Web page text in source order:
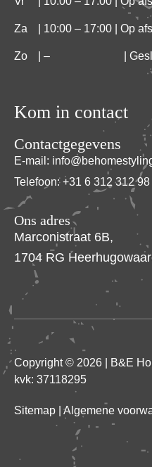
Za | 10:00 – 17:00 | Op
Zo – |
Kom in contact
Ons adres
Marconistraat 6B,
1704 RG
Telefoon: +31 6 312 312 98
Contactgegevens
E-mail:
Copyright © 2026 | B&E
kvk: 37118295
Sitemap Algemene